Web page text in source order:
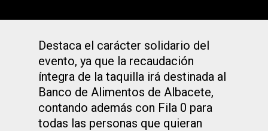
Destaca el carácter solidario del
evento, ya que la recaudación
íntegra de la taquilla irá destinada al
Banco de Alimentos de Albacete,
contando además con Fila 0 para
todas las personas que quieran